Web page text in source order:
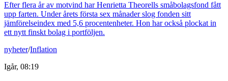
Efter flera år av motvind har Henrietta Theorells småbolagsfond fått
upp farten. Under årets första sex månader slog fonden sitt
jämförelseindex med 5,6 procentenheter. Hon har också plockat in
ett nytt finskt bolag i portföljen.
nyheter/Inflation
Igår, 08:19